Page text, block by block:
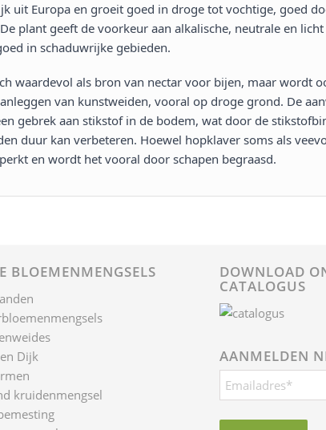
uit Europa en groeit goed in droge tot vochtige, goed
plant geeft de voorkeur aan alkalische, neutrale en
in schaduwrijke gebieden​​.
waardevol als bron van nectar voor bijen, maar wordt
van kunstweiden, vooral op droge grond. De
gebrek aan stikstof in de bodem, wat door de
duur kan verbeteren. Hoewel hopklaver soms als
en wordt het vooral door schapen begraasd​​.
BLOEMENMENGSELS
Dijk
kruidenmengsel
DOWNLOAD
CATALOGUS
AANMELDEN